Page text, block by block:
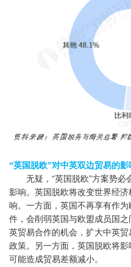
“英国脱欧”对中英双边贸易的影
无疑，“英国脱欧”方案势必
影响。英国脱欧将改变世界经
响。一方面，英国不再享有作
件，会削弱英国与欧盟成员国
英贸易合作的机会，扩大中英
政策。另一方面，英国脱欧将
可能造成贸易差额减小。